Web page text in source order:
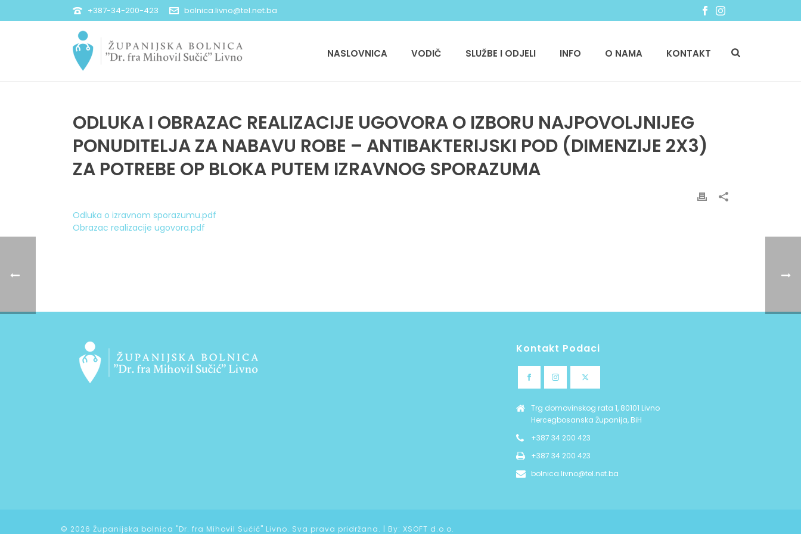
+387-34-200-423 bolnica.livno@tel.net.ba
NASLOVNICA VODIČ SLUŽBE I ODJELI INFO O NAMA KONTAKT
ODLUKA I OBRAZAC REALIZACIJE UGOVORA O IZBORU NAJPOVOLJNIJEG
PONUDITELJA ZA NABAVU ROBE – ANTIBAKTERIJSKI POD (DIMENZIJE 2X3)
ZA POTREBE OP BLOKA PUTEM IZRAVNOG SPORAZUMA
Odluka o izravnom sporazumu.pdf
Obrazac realizacije ugovora.pdf
Kontakt Podaci
Trg domovinskog rata 1, 80101 Livno
Hercegbosanska Županija, BiH
+387 34 200 423
+387 34 200 423
bolnica.livno@tel.net.ba
© 2026 Županijska bolnica "Dr. fra Mihovil Sučić" Livno. Sva prava pridržana. | By: XSOFT d.o.o.